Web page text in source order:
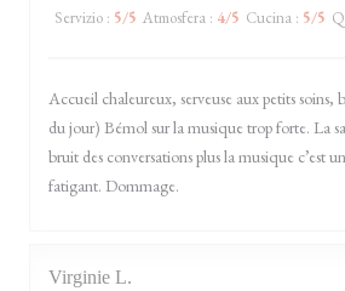
Servizio : 5/5 Atmosfera : 4/5 Cucina : 5/5
Accueil chaleureux, serveuse aux petits soins,
du jour) Bémol sur la musique trop forte. La
bruit des conversations plus la musique c’est
fatigant. Dommage.
Virginie L